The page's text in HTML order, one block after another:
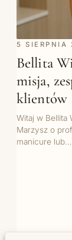
5 SIERPNIA
Bellita
misja,
klientów
Witaj w Bellita
Marzysz o
manicure lub…